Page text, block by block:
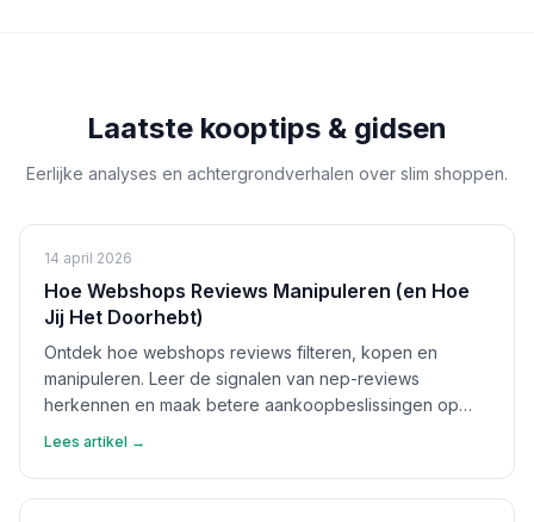
Laatste kooptips & gidsen
Eerlijke analyses en achtergrondverhalen over slim shoppen.
14 april 2026
Hoe Webshops Reviews Manipuleren (en Hoe
Jij Het Doorhebt)
Ontdek hoe webshops reviews filteren, kopen en
manipuleren. Leer de signalen van nep-reviews
herkennen en maak betere aankoopbeslissingen op
Lees artikel →